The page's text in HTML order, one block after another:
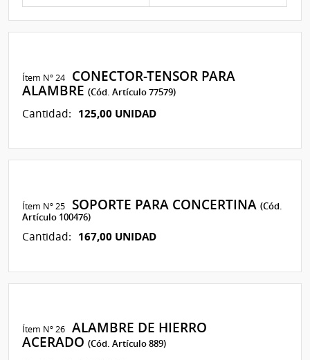
Ítem Nº 24
CONECTOR-TENSOR PARA
ALAMBRE(Cód. Artículo 77579)
Cantidad: 125,00 UNIDAD
Ítem Nº 25 SOPORTE PARA CONCERTINA(Cód.
Artículo 100476)
Cantidad: 167,00 UNIDAD
Ítem Nº 26 ALAMBRE DE HIERRO
ACERADO(Cód. Artículo 889)